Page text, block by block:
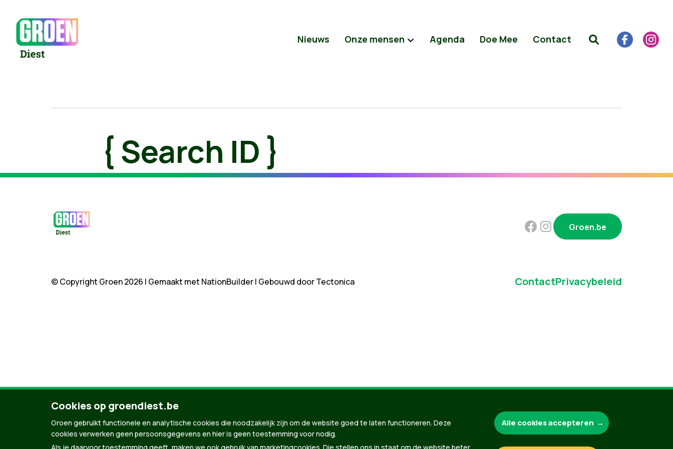
Nieuws Onze mensen Agenda Doe Mee Contact
{ Search ID }
Groen.be
© Copyright Groen 2026 | Gemaakt met NationBuilder| Gebouwd doorTectonica ContactPrivacybeleid
Cookies op groendiest.be
Groen gebruikt functionele en analytische cookies die noodzakelijk zijn om de website goed te laten functioneren. Deze
cookies verwerken geen persoonsgegevens en hier is geen toestemming voor nodig.
Alle cookies accepteren